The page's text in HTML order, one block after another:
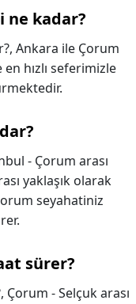
ne kadar?
Ankara ile Çorum
hızlı seferimizle
- Çorum arası
yaklaşık olarak
seyahatiniz
sürer?
Çorum - Selçuk arası